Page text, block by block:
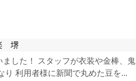
堺
した！ スタッフが衣装や金棒、鬼
り 利用者様に新聞で丸めた豆を...